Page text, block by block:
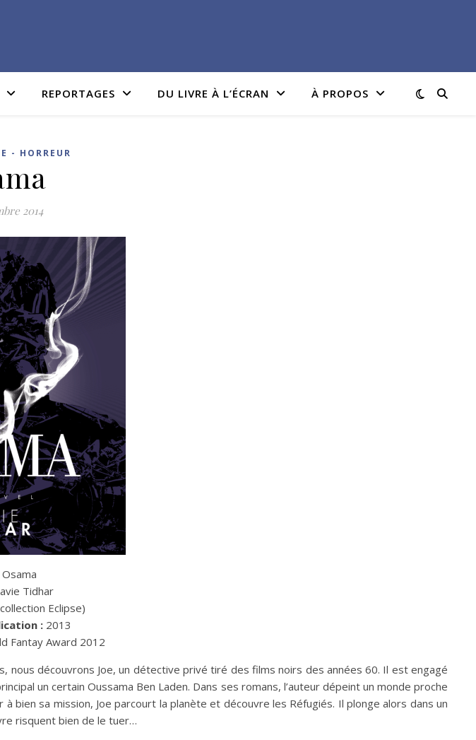
REPORTAGES DU LIVRE À L’ÉCRAN À PROPOS
- HORREUR
2014
Osama
Tidhar
Eclipse)
: 2013
Fantay Award 2012
nous découvrons Joe, un détective privé tiré des films noirs des années 60. Il est engagé
un certain Oussama Ben Laden. Dans ses romans, l’auteur dépeint un monde proche
bien sa mission, Joe parcourt la planète et découvre les Réfugiés. Il plonge alors dans un
risquent bien de le tuer…